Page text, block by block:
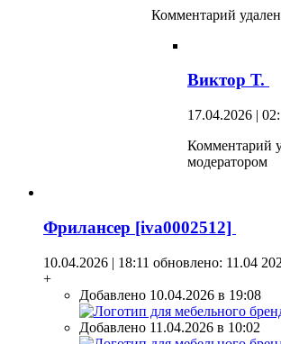
Комментарий
Виктор Т.
17.04.2026 |
Комментарий
модератором
Фрилансер [iva0002512]
10.04.2026 | 18:11 обновлено: 11.04
+
Добавлено 10.04.2026 в 19:08
Добавлено 11.04.2026 в 10:02